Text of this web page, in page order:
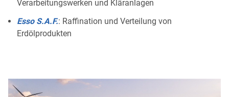
Verarbeitungswerken und Kläranlagen
Esso S.A.F.: Raffination und Verteilung von
Erdölprodukten